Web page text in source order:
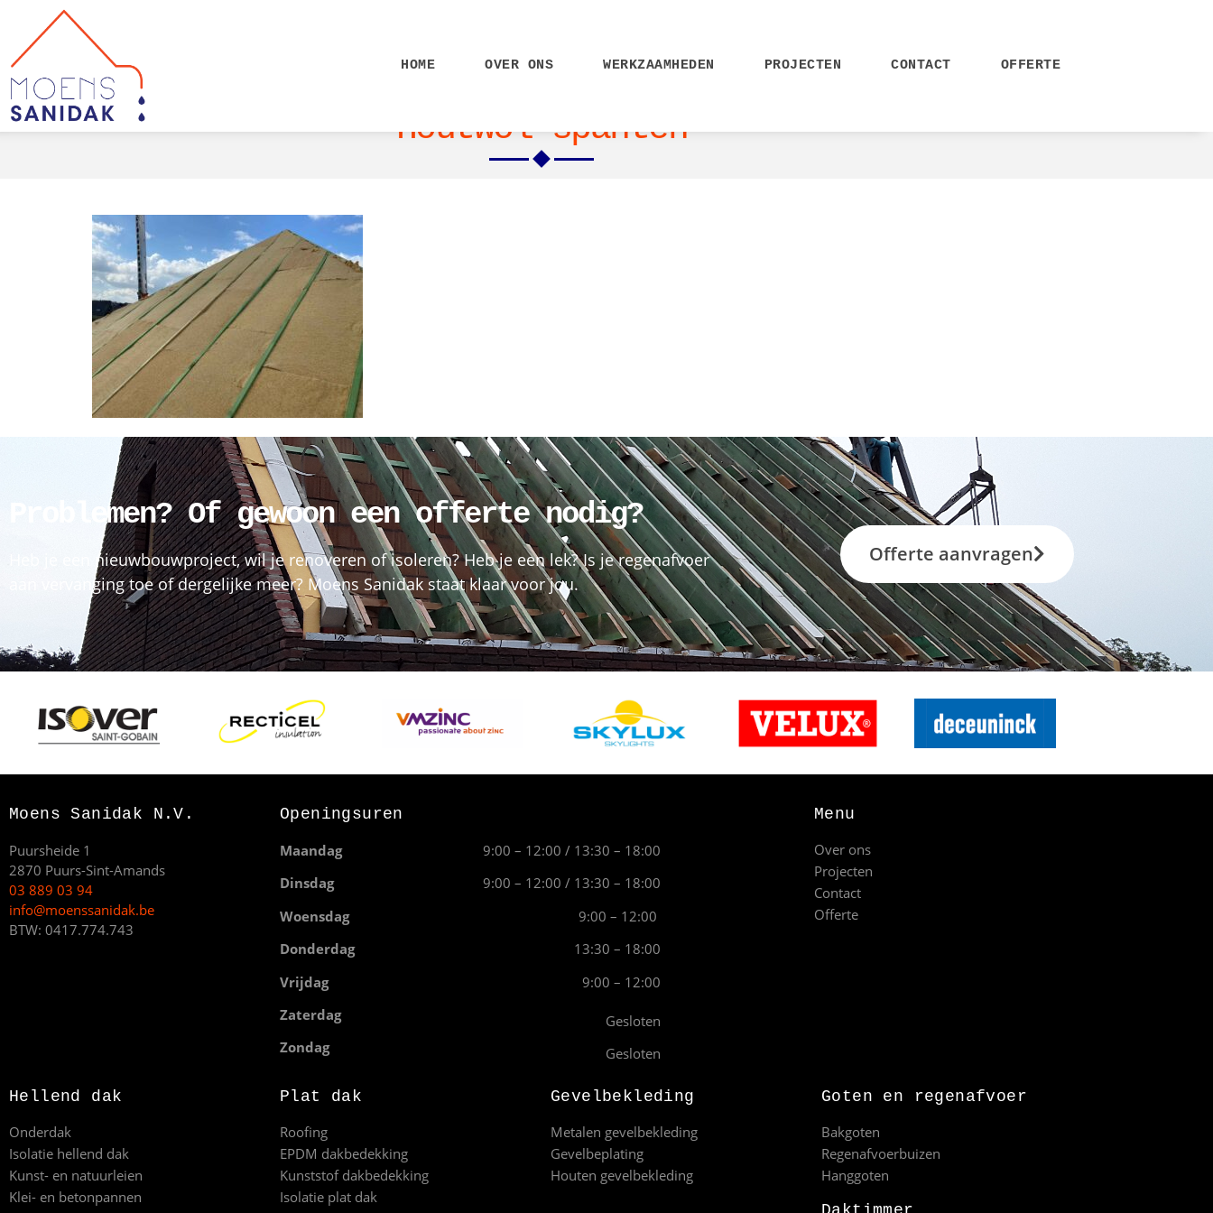
HOME OVER ONS WERKZAAMHEDEN PROJECTEN CONTACT OFFERTE
Houtwol spanten
Problemen? Of gewoon een offerte nodig?
Heb je een nieuwbouwproject, wil je renoveren of isoleren? Heb je een lek? Is je regenafvoer
aan vervanging toe of dergelijke meer? Moens Sanidak staat klaar voor jou.
Offerte aanvragen
Moens Sanidak N.V.
Puursheide 1
2870 Puurs-Sint-Amands
03 889 03 94
info@moenssanidak.be
BTW: 0417.774.743
Openingsuren
Maandag
9:00 – 12:00 / 13:30 – 18:00
Dinsdag
9:00 – 12:00 / 13:30 – 18:00
Woensdag
9:00 – 12:00
Donderdag
13:30 – 18:00
Vrijdag
9:00 – 12:00
Zaterdag
Gesloten
Zondag
Gesloten
Menu
Over ons
Projecten
Contact
Offerte
Hellend dak
Onderdak
Isolatie hellend dak
Kunst- en natuurleien
Klei- en betonpannen
Plat dak
Roofing
EPDM dakbedekking
Kunststof dakbedekking
Isolatie plat dak
Gevelbekleding
Metalen gevelbekleding
Gevelbeplating
Houten gevelbekleding
Goten en regenafvoer
Bakgoten
Regenafvoerbuizen
Hanggoten